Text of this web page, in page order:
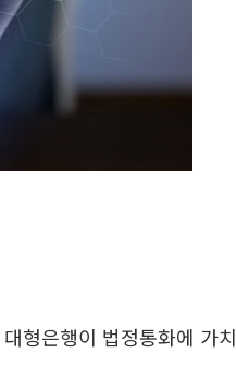
형은행이 법정통화에 가치